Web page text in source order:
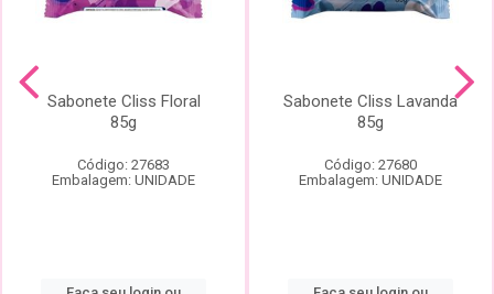
Sabonete Cliss Floral
85g
Código: 27683
Embalagem: UNIDADE
Sabonete Cliss Lavanda
85g
Código: 27680
Embalagem: UNIDADE